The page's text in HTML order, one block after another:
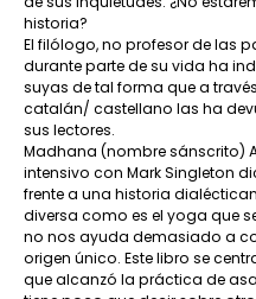
historia?
El filólogo, no profesor de las
durante parte de su vida ha
suyas de tal forma que a
catalán/ castellano las ha
sus lectores.
Madhana (nombre sánscrito)
intensivo con Mark Singleton
frente a una historia
diversa como es el yoga que
no nos ayuda demasiado a
origen único. Este libro se
que alcanzó la práctica de